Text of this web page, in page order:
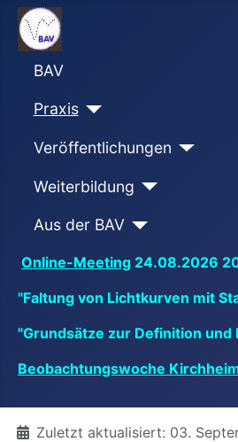
BAV
Praxis
Veröffentlichungen
Weiterbildung
Aus der BAV
Online-Meeting 24.08.2026
"Faltung von Lichtkurven mit
"Grundsätze zur Definition und
Beobachtungswoche
DetailsZuletzt aktualisiert: 03.